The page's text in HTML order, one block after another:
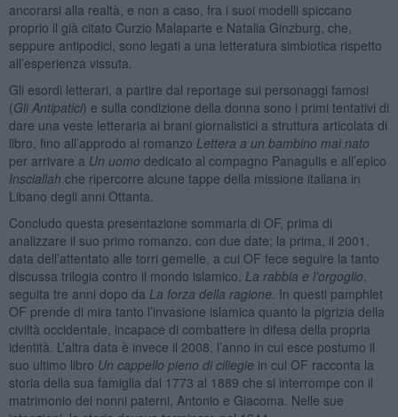
ancorarsi alla realtà, e non a caso, fra i suoi modelli spiccano
proprio il già citato Curzio Malaparte e Natalia Ginzburg, che,
seppure antipodici, sono legati a una letteratura simbiotica rispetto
all’esperienza vissuta.
Gli esordi letterari, a partire dal reportage sui personaggi famosi
(Gli Antipatici) e sulla condizione della donna sono i primi tentativi di
dare una veste letteraria ai brani giornalistici a struttura articolata di
libro, fino all’approdo al romanzo Lettera a un bambino mai nato
per arrivare a Un uomo dedicato al compagno Panagulis e all’epico
Insciallah che ripercorre alcune tappe della missione italiana in
Libano degli anni Ottanta.
Concludo questa presentazione sommaria di OF, prima di
analizzare il suo primo romanzo, con due date; la prima, il 2001,
data dell’attentato alle torri gemelle, a cui OF fece seguire la tanto
discussa trilogia contro il mondo islamico, La rabbia e l’orgoglio
seguita tre anni dopo da La forza della ragione. In questi pamphlet
OF prende di mira tanto l’invasione islamica quanto la pigrizia della
civiltà occidentale, incapace di combattere in difesa della propria
identità. L’altra data è invece il 2008, l’anno in cui esce postumo il
suo ultimo libro Un cappello pieno di ciliegie in cui OF racconta la
storia della sua famiglia dal 1773 al 1889 che si interrompe con il
matrimonio dei nonni paterni, Antonio e Giacoma. Nelle sue